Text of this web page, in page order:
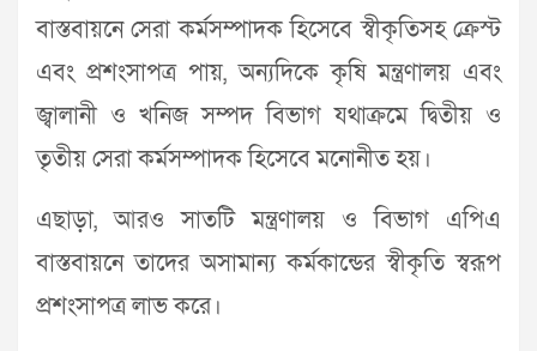
বাস্তবায়নে সেরা কর্মসম্পাদক হিসেবে স্বীকৃতিসহ ক্রেস্ট
এবং প্রশংসাপত্র পায়, অন্যদিকে কৃষি মন্ত্রণালয় এবং
জ্বালানী ও খনিজ সম্পদ বিভাগ যথাক্রমে দ্বিতীয় ও
তৃতীয় সেরা কর্মসম্পাদক হিসেবে মনোনীত হয়।
এছাড়া, আরও সাতটি মন্ত্রণালয় ও বিভাগ এপিএ
বাস্তবায়নে তাদের অসামান্য কর্মকান্ডের স্বীকৃতি স্বরূপ
প্রশংসাপত্র লাভ করে।